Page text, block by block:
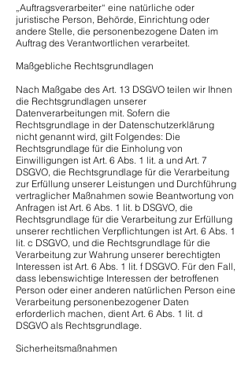
„Auftragsverarbeiter“ eine natürliche oder
juristische Person, Behörde, Einrichtung oder
andere Stelle, die personenbezogene Daten im
Auftrag des Verantwortlichen verarbeitet.
Maßgebliche Rechtsgrundlagen
Nach Maßgabe des Art. 13 DSGVO teilen wir Ihnen
die Rechtsgrundlagen unserer
Datenverarbeitungen mit. Sofern die
Rechtsgrundlage in der Datenschutzerklärung
nicht genannt wird, gilt Folgendes: Die
Rechtsgrundlage für die Einholung von
Einwilligungen ist Art. 6 Abs. 1 lit. a und Art. 7
DSGVO, die Rechtsgrundlage für die Verarbeitung
zur Erfüllung unserer Leistungen und Durchführung
vertraglicher Maßnahmen sowie Beantwortung von
Anfragen ist Art. 6 Abs. 1 lit. b DSGVO, die
Rechtsgrundlage für die Verarbeitung zur Erfüllung
unserer rechtlichen Verpflichtungen ist Art. 6 Abs. 1
lit. c DSGVO, und die Rechtsgrundlage für die
Verarbeitung zur Wahrung unserer berechtigten
Interessen ist Art. 6 Abs. 1 lit. f DSGVO. Für den Fall,
dass lebenswichtige Interessen der betroffenen
Person oder einer anderen natürlichen Person eine
Verarbeitung personenbezogener Daten
erforderlich machen, dient Art. 6 Abs. 1 lit. d
DSGVO als Rechtsgrundlage.
Sicherheitsmaßnahmen